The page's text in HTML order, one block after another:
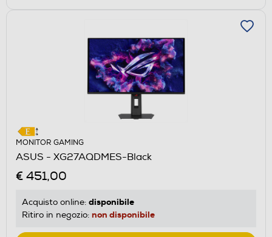
MONITOR GAMING
ASUS - XG27AQDMES-Black
€ 451,00
Acquisto online: disponibile
Ritiro in negozio: non disponibile